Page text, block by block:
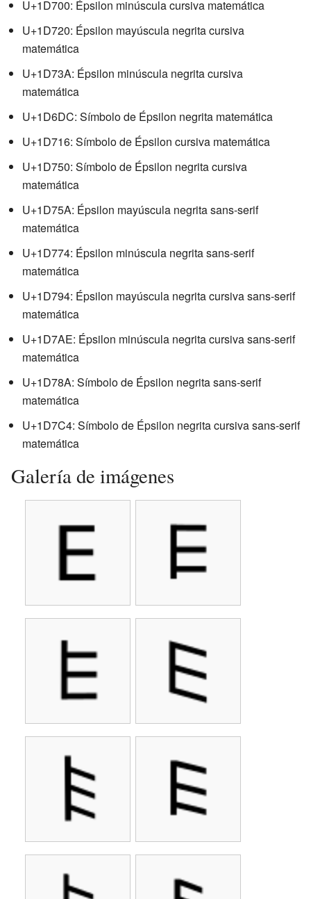
U+1D700: Épsilon minúscula cursiva matemática
U+1D720: Épsilon mayúscula negrita cursiva
matemática
U+1D73A: Épsilon minúscula negrita cursiva
matemática
U+1D6DC: Símbolo de Épsilon negrita matemática
U+1D716: Símbolo de Épsilon cursiva matemática
U+1D750: Símbolo de Épsilon negrita cursiva
matemática
U+1D75A: Épsilon mayúscula negrita sans-serif
matemática
U+1D774: Épsilon minúscula negrita sans-serif
matemática
U+1D794: Épsilon mayúscula negrita cursiva sans-serif
matemática
U+1D7AE: Épsilon minúscula negrita cursiva sans-serif
matemática
U+1D78A: Símbolo de Épsilon negrita sans-serif
matemática
U+1D7C4: Símbolo de Épsilon negrita cursiva sans-serif
matemática
Galería de imágenes